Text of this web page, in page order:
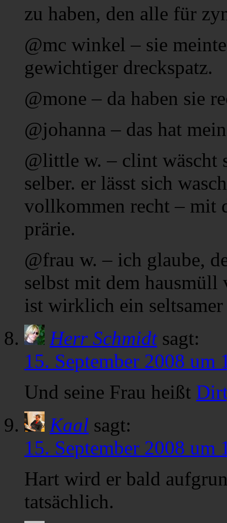
zu haben, den alle für
@mc winkel – sie
gewichtiger dreckspatz.
@mone – da haben sie
@johanna – das hat
@little w. – clint wäscht
selber. er lässt sich
vollkommen recht – mit
prärie.
@frau w. – ich glaube,
selbst mit dem hausmüll
ist wirklich ein
Herr Schmidt sagt:
15. September 2008 um
Und seine Frau heißt
Kaal sagt:
15. September 2008 um
Hart wird er bald
tatsächlich.